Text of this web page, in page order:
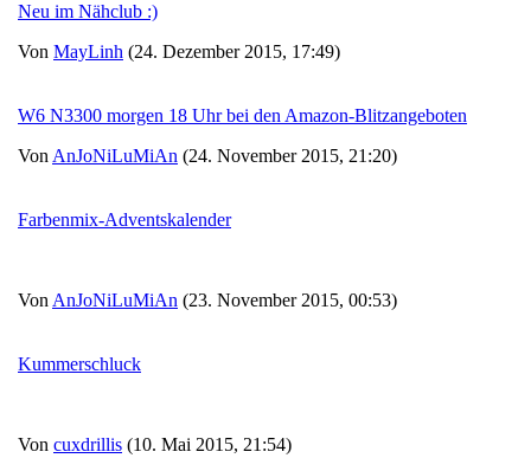
Neu im Nähclub :)
Von MayLinh (24. Dezember 2015, 17:49)
W6 N3300 morgen 18 Uhr bei den Amazon-Blitzangeboten
Von AnJoNiLuMiAn (24. November 2015, 21:20)
Farbenmix-Adventskalender
Von AnJoNiLuMiAn (23. November 2015, 00:53)
Kummerschluck
Von cuxdrillis (10. Mai 2015, 21:54)